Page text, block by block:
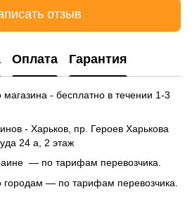
отзыв
Оплата Гарантия
- бесплатно в течении 1-3
- Харьков, пр. Героев Харькова
24 а, 2 этаж
— по тарифам перевозчика.
городам — по тарифам перевозчика.